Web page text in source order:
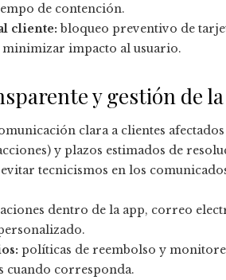
de contención.
cliente: bloqueo preventivo de
impacto al usuario.
y gestión de
clara a clientes
y plazos estimados de
evitar tecnicismos en los
dentro de la app, correo
políticas de reembolso y
cuando corresponda.